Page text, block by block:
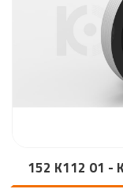
152 K112 01 -